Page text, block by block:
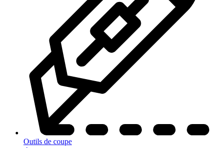
Outils de coupe